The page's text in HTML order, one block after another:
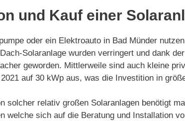
und Kauf einer
oder ein Elektroauto in Bad Münder
Solaranlage wurden verringert und dank
geworden. Mittlerweile sind auch kleine
auf 30 kWp aus, was die Investition in
solcher relativ großen Solaranlagen benötigt
welche sich auf die Beratung und Installation